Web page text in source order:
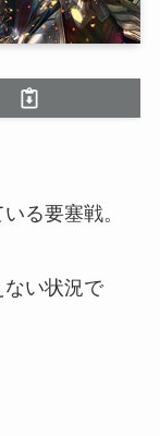
る要塞戦。
い状況で